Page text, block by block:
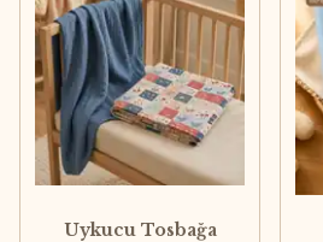
Uykucu Tosbağa